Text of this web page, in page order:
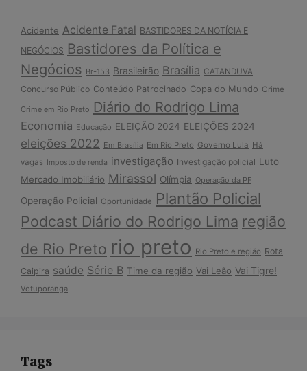
Acidente Acidente Fatal BASTIDORES DA NOTÍCIA E
NEGÓCIOS Bastidores da Política e
Negócios Br-153 Brasileirão Brasília CATANDUVA
Concurso Público Conteúdo Patrocinado Copa do Mundo Crime
Crime em Rio Preto Diário do Rodrigo Lima
Economia Educação ELEIÇÃO 2024 ELEIÇÕES 2024
eleições 2022 Em Brasília Em Rio Preto Governo Lula Há
vagas Imposto de renda investigação Investigação policial Luto
Mercado Imobiliário Mirassol Olímpia Operação da PF
Operação Policial Oportunidade Plantão Policial
Podcast Diário do Rodrigo Lima região
de Rio Preto rio preto Rio Preto e região Rota
Caipira saúde Série B Time da região Vai Leão Vai Tigre!
Votuporanga
Tags